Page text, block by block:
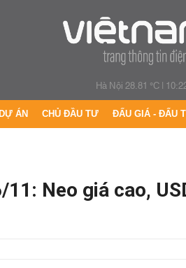
Hà Nội 28.81 °C|
DỰ ÁN CHỦ ĐẦU TƯ ĐẤU GIÁ - ĐẤU
11: Neo giá cao,